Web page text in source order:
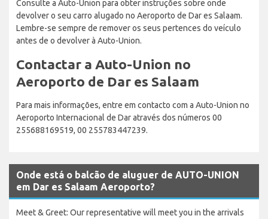
Consulte a Auto-Union para obter instruções sobre onde
devolver o seu carro alugado no Aeroporto de Dar es Salaam.
Lembre-se sempre de remover os seus pertences do veículo
antes de o devolver à Auto-Union.
Contactar a Auto-Union no
Aeroporto de Dar es Salaam
Para mais informações, entre em contacto com a Auto-Union no
Aeroporto Internacional de Dar através dos números 00
255688169519, 00 255783447239.
Onde está o balcão de aluguer de AUTO-UNION
em Dar es Salaam Aeroporto?
Meet & Greet: Our representative will meet you in the arrivals